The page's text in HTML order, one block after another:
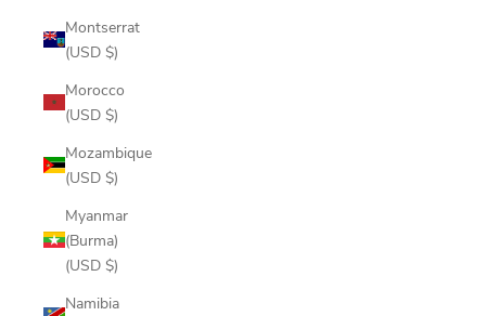
Montserrat
(USD $)
Morocco
(USD $)
Mozambique
(USD $)
Myanmar
(Burma)
(USD $)
Namibia